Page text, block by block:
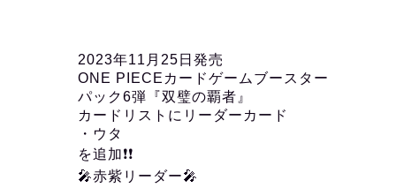
2023年11月25日発売
ONE PIECEカードゲームブースター
パック6弾『双璧の覇者』
カードリストにリーダーカード
・ウタ
を追加❗️❗️
🎤赤紫リーダー🎤